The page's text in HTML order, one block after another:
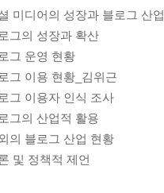
미디어의 성장과 블로그 산업
그의 성장과 확산
그 운영 현황
그 이용 현황_김위근
그 이용자 인식 조사
그의 산업적 활용
의 블로그 산업 현황
및 정책적 제언